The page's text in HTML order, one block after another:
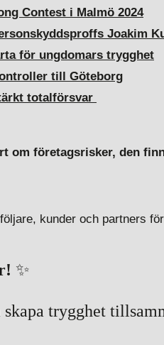
Contest i Malmö 2024
Joakim
för ungdomars trygghet
till Göteborg
totalförsvar
om företagsrisker, den
kunder och partners
✨
trygghet